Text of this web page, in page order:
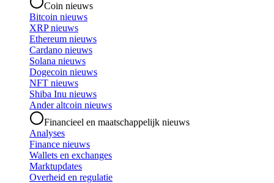
Coin nieuws
Bitcoin nieuws
XRP nieuws
Ethereum nieuws
Cardano nieuws
Solana nieuws
Dogecoin nieuws
NFT nieuws
Shiba Inu nieuws
Ander altcoin nieuws
Financieel en maatschappelijk nieuws
Analyses
Finance nieuws
Wallets en exchanges
Marktupdates
Overheid en regulatie